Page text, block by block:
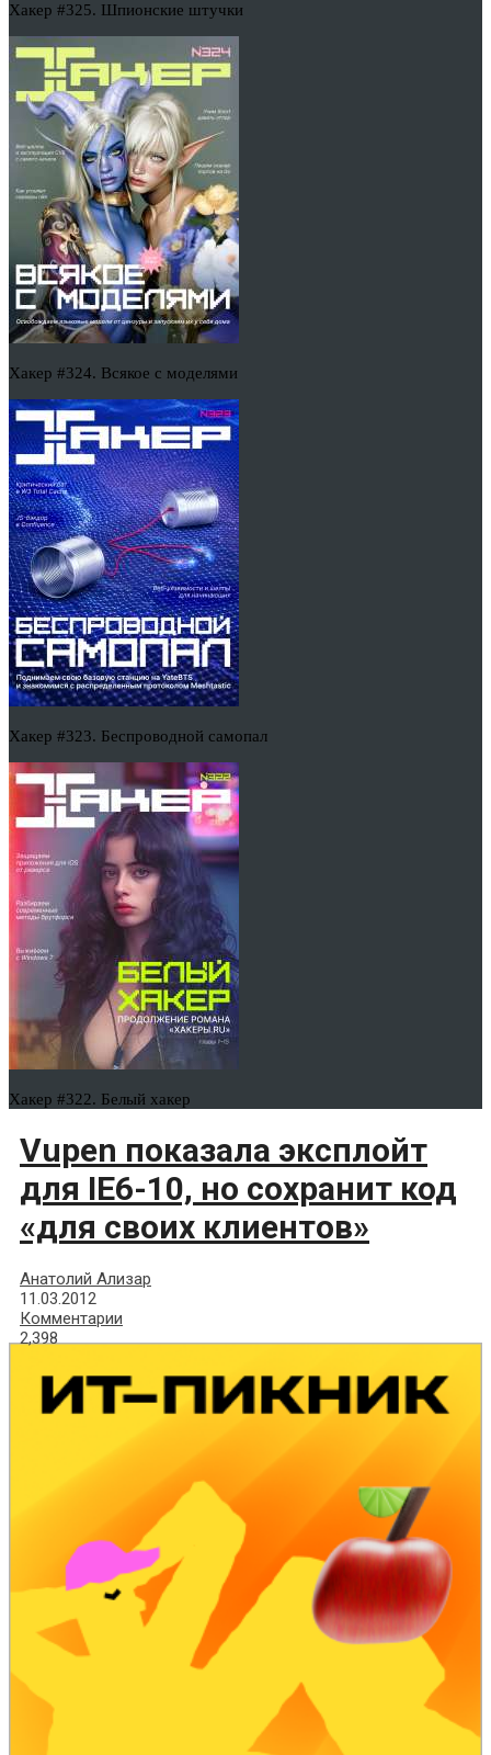
Хакер #325. Шпионские штучки
Хакер #324. Всякое с моделями
Хакер #323. Беспроводной самопал
Хакер #322. Белый хакер
Vupen показала эксплойт
для IE6-10, но сохранит код
«для своих клиентов»
Анатолий Ализар
11.03.2012
Комментарии
2,398